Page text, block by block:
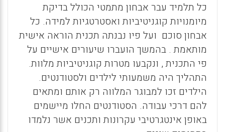
כל תלמיד עבר אבחון מתמטי הכולל בדיקת
מיומנויות קוגניטיביות ואסטרטגיות למידה. כל
אבחון סוכם ועל פיו נבנתה תכנית הוראה אישית
מותאמת . בהמשך הועברו שיעורים אישיים על
פי התכנית , ונקבעו מטרות קוגניטיביות מלוות.
התהליך היה משמעותי לילדים ולסטודנטים.
הילדים זכו למבוגר המלווה רק אותם ומתאים
להם דרכי עבודה. הסטודנטים החלו מיישמים
באופן אינטגרטיבי עקרונות ותכנים אשר נלמדו